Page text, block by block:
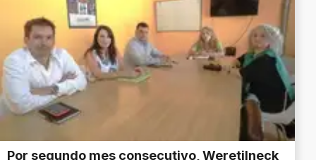
Por segundo mes consecutivo, Weretilneck